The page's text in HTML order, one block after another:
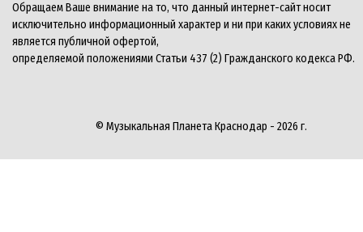
Обращаем Ваше внимание на то, что данный интернет-сайт носит
исключительно информационный характер и ни при каких условиях не
является публичной офертой,
определяемой положениями Статьи 437 (2) Гражданского кодекса РФ.
© Музыкальная Планета Краснодар - 2026 г.